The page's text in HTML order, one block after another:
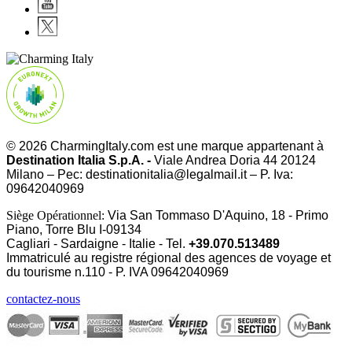
© 2026 CharmingItaly.com est une marque appartenant à
Destination Italia S.p.A. - Viale Andrea Doria 44 20124
Milano – Pec: destinationitalia@legalmail.it – P. Iva:
09642040969
Siège Opérationnel: Via San Tommaso D'Aquino, 18 - Primo
Piano, Torre Blu I-09134
Cagliari - Sardaigne - Italie - Tel. +39.070.513489
Immatriculé au registre régional des agences de voyage et
du tourisme n.110 - P. IVA09642040969
contactez-nous